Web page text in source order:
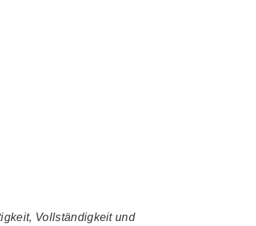
Vollständigkeit und